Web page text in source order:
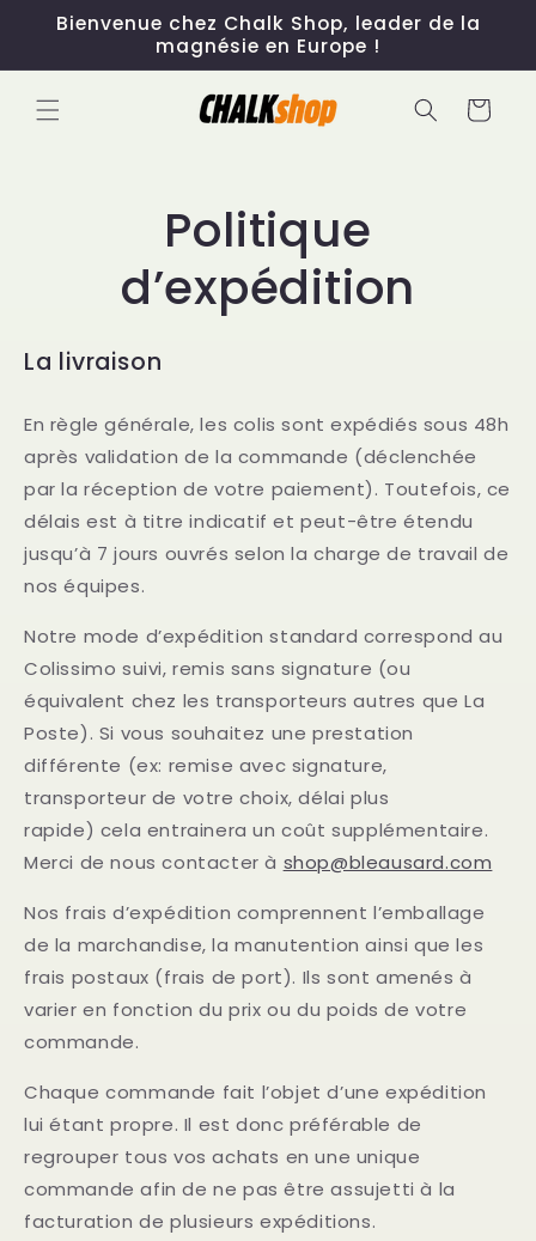
passer
contenu
Bienvenue chez Chalk Shop, leader de la
magnésie en Europe !
Panier
Politique
d’expédition
La livraison
En règle générale, les colis sont expédiés sous 48h
après validation de la commande (déclenchée
par la réception de votre paiement). Toutefois, ce
délais est à titre indicatif et peut-être étendu
jusqu’à 7 jours ouvrés selon la charge de travail de
nos équipes.
Notre mode d’expédition standard correspond au
Colissimo suivi, remis sans signature (ou
équivalent chez les transporteurs autres que La
Poste). Si vous souhaitez une prestation
différente (ex: remise avec signature,
transporteur de votre choix, délai plus
rapide) cela entrainera un coût supplémentaire.
Merci de nous contacter à shop@bleausard.com
Nos frais d’expédition comprennent l’emballage
de la marchandise, la manutention ainsi que les
frais postaux (frais de port). Ils sont amenés à
varier en fonction du prix ou du poids de votre
commande.
Chaque commande fait l’objet d’une expédition
lui étant propre. Il est donc préférable de
regrouper tous vos achats en une unique
commande afin de ne pas être assujetti à la
facturation de plusieurs expéditions.